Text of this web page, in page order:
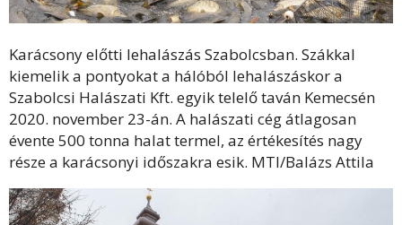
Karácsony előtti lehalászás Szabolcsban. Szákkal
kiemelik a pontyokat a hálóból lehalászáskor a
Szabolcsi Halászati Kft. egyik telelő taván Kemecsén
2020. november 23-án. A halászati cég átlagosan
évente 500 tonna halat termel, az értékesítés nagy
része a karácsonyi időszakra esik. MTI/Balázs Attila